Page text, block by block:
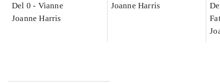
Del 0 - Vianne
Joanne Harris
Joanne Harris